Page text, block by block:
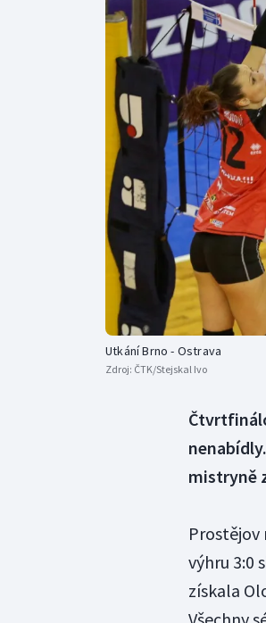
Utkání Brno - Ostrava
Zdroj: ČTK/Stejskal Ivo
mistryně
Prostějov
výhru 3:0
získala